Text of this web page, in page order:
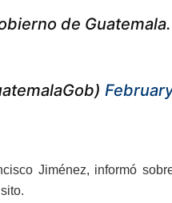
de Guatemala.
Jiménez, informó